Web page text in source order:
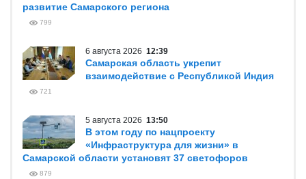
развитие Самарского региона
799
6 августа 2026 12:39
Самарская область укрепит
взаимодействие с Республикой Индия
721
5 августа 2026 13:50
В этом году по нацпроекту
«Инфраструктура для жизни» в
Самарской области установят 37 светофоров
879